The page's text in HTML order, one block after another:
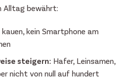
Alltag bewährt:
kein Smartphone am
steigern: Hafer, Leinsamen,
nicht von null auf hundert